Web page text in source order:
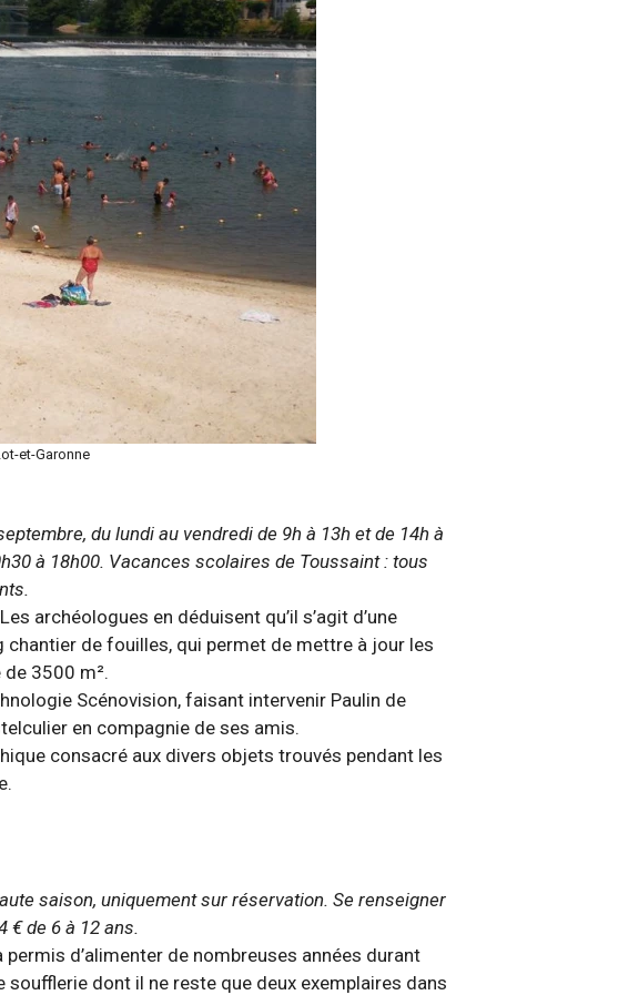
et-Garonne
du lundi au vendredi de 9h à 13h et de 14h à
à 18h00. Vacances scolaires de Toussaint : tous
archéologues en déduisent qu’il s’agit d’une
chantier de fouilles, qui permet de mettre à jour les
3500 m².
Scénovision, faisant intervenir Paulin de
en compagnie de ses amis.
consacré aux divers objets trouvés pendant les
saison, uniquement sur réservation. Se renseigner
€ de 6 à 12 ans.
d’alimenter de nombreuses années durant
dont il ne reste que deux exemplaires dans